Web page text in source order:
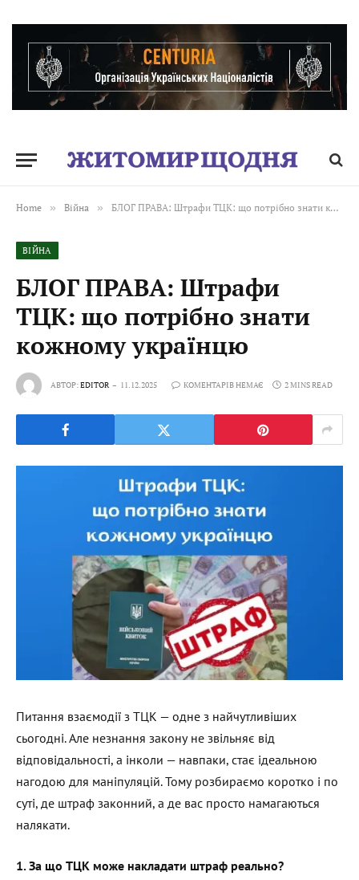
Home » Війна » БЛОГ ПРАВА: Штрафи ТЦК: що потрібно знати кожному українцю
ВІЙНА
БЛОГ ПРАВА: Штрафи
ТЦК: що потрібно знати
кожному українцю
АВТОР:EDITOR 11.12.2025 КОМЕНТАРІВ НЕМАЄ 2 MINS READ
Питання взаємодії з ТЦК — одне з найчутливіших
сьогодні. Але незнання закону не звільняє від
відповідальності, а інколи — навпаки, стає ідеальною
нагодою для маніпуляцій. Тому розбираємо коротко і по
суті, де штраф законний, а де вас просто намагаються
налякати.
1. За що ТЦК може накладати штраф реально?